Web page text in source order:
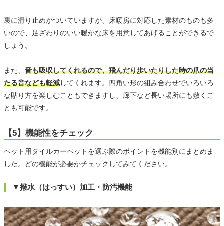
裏に滑り止めがついていますが、床暖房に対応した素材のものも多
いので、足ざわりのいい暖かな床を用意してあげることができるで
しょう。
また、 音も吸収してくれるので、飛んだり歩いたりした時の爪の当
たる音なども軽減してくれます。四角い形の組み合わせでいろいろ
な貼り方を楽しむこともできますし、廊下など長い場所にも敷くこ
とも可能です。
【5】機能性をチェック
ペット用タイルカーペットを選ぶ際のポイントを機能別にまとめま
した。どの機能が必要かチェックしてみてください。
▼撥水（はっすい）加工・防汚機能